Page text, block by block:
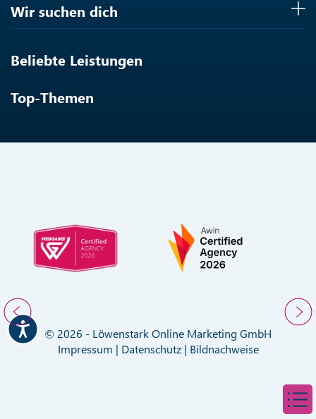
Wir suchen dich
Beliebte Leistungen
Top-Themen
© 2026 - Löwenstark Online Marketing GmbH
Impressum | Datenschutz| Bildnachweise